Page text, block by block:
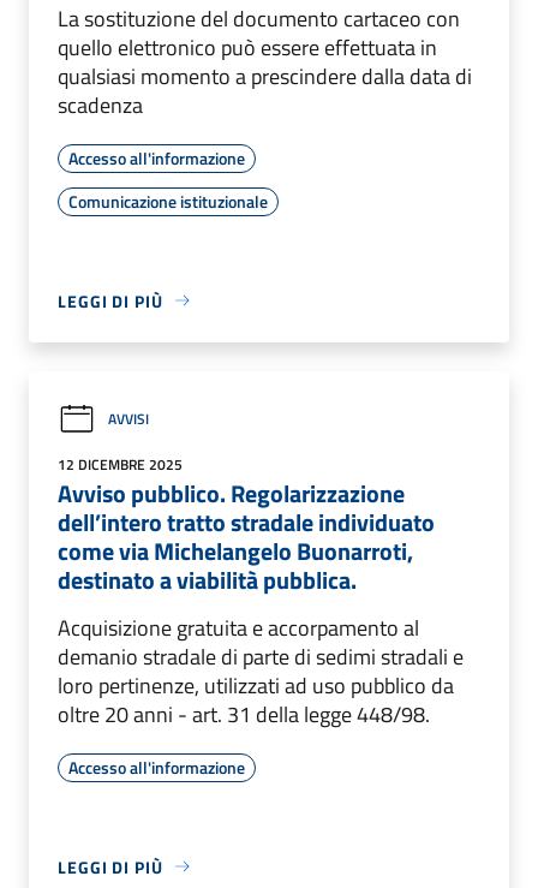
La sostituzione del documento cartaceo con
quello elettronico può essere effettuata in
qualsiasi momento a prescindere dalla data di
scadenza
Accesso all'informazione
Comunicazione istituzionale
LEGGI DI PIÙ
AVVISI
12 DICEMBRE 2025
Avviso pubblico. Regolarizzazione
dell’intero tratto stradale individuato
come via Michelangelo Buonarroti,
destinato a viabilità pubblica.
Acquisizione gratuita e accorpamento al
demanio stradale di parte di sedimi stradali e
loro pertinenze, utilizzati ad uso pubblico da
oltre 20 anni - art. 31 della legge 448/98.
Accesso all'informazione
LEGGI DI PIÙ